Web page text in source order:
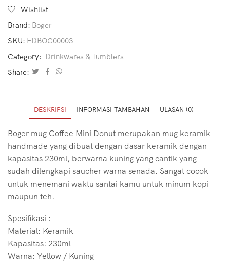
Wishlist
Brand: Boger
SKU: EDBOG00003
Category: Drinkwares & Tumblers
Share:
DESKRIPSI INFORMASI TAMBAHAN ULASAN (0)
Boger mug Coffee Mini Donut merupakan mug keramik
handmade yang dibuat dengan dasar keramik dengan
kapasitas 230ml, berwarna kuning yang cantik yang
sudah dilengkapi saucher warna senada. Sangat cocok
untuk menemani waktu santai kamu untuk minum kopi
maupun teh.
Spesifikasi :
Material: Keramik
Kapasitas: 230ml
Warna: Yellow / Kuning